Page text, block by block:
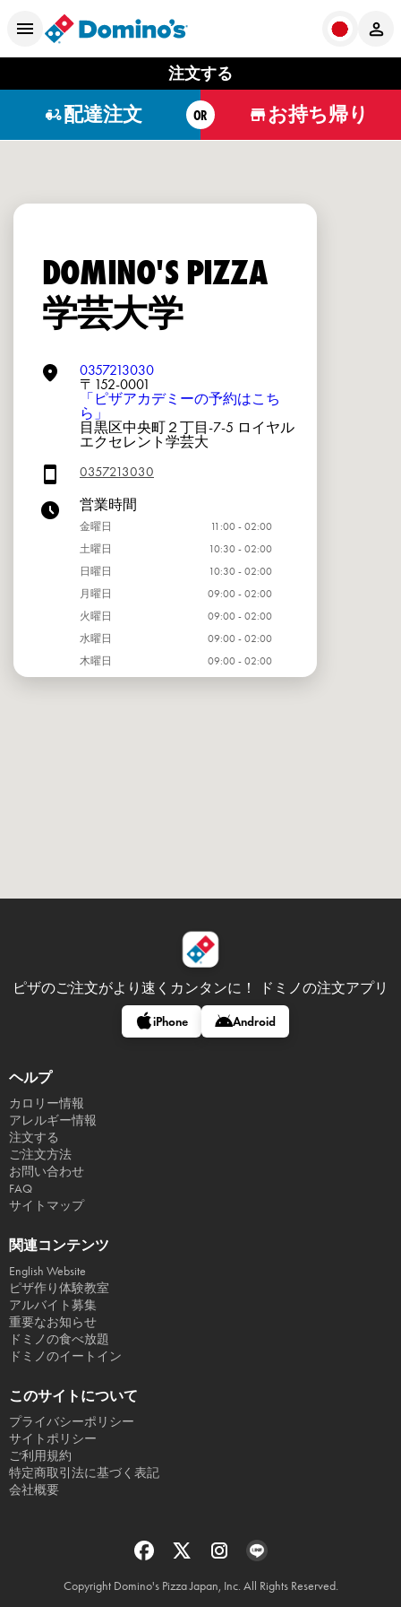
注文する
配達注文 OR お持ち帰り
DOMINO'S PIZZA
学芸大学
0357213030
〒152-0001
「ピザアカデミーの予約はこち
ら」
目黒区中央町２丁目-7-5 ロイヤル
エクセレント学芸大
0357213030
営業時間
金曜日
11:00 - 02:00
土曜日
10:30 - 02:00
日曜日
10:30 - 02:00
月曜日
09:00 - 02:00
火曜日
09:00 - 02:00
水曜日
09:00 - 02:00
木曜日
09:00 - 02:00
ピザのご注文がより速くカンタンに！ ドミノの注文アプリ
iPhone Android
ヘルプ
カロリー情報
アレルギー情報
注文する
ご注文方法
お問い合わせ
FAQ
サイトマップ
関連コンテンツ
English Website
ピザ作り体験教室
アルバイト募集
重要なお知らせ
ドミノの食べ放題
ドミノのイートイン
このサイトについて
プライバシーポリシー
サイトポリシー
ご利用規約
特定商取引法に基づく表記
会社概要
Copyright Domino's Pizza Japan, Inc. All Rights Reserved.